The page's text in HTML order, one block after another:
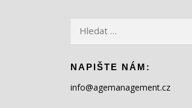
Vyhledávání
NAPIŠTE NÁM:
info@agemanagement.cz